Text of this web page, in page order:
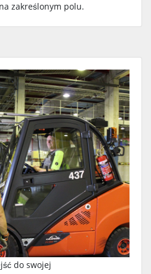
zakreślonym polu.
do swojej